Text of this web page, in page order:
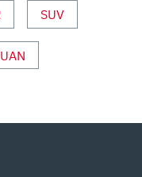
SUV